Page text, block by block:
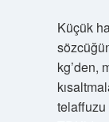
Küçük
kg’den,
telaffuzu